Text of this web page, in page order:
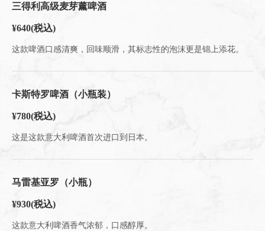
三得利高级麦芽薰啤酒
¥640(税込)
这款啤酒口感清爽，回味顺滑，其标志性的泡沫更是锦上添花。
卡斯特罗啤酒（小瓶装）
¥780(税込)
这是这款意大利啤酒首次进口到日本。
马雷基亚罗（小瓶）
¥930(税込)
这款意大利啤酒香气浓郁，口感醇厚。